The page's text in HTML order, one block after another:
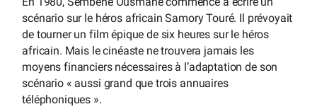
scénario sur le héros africain Samory Touré. Il prévoyait
de tourner un film épique de six heures sur le héros
africain. Mais le cinéaste ne trouvera jamais les
moyens financiers nécessaires à l’adaptation de son
scénario « aussi grand que trois annuaires
téléphoniques ».